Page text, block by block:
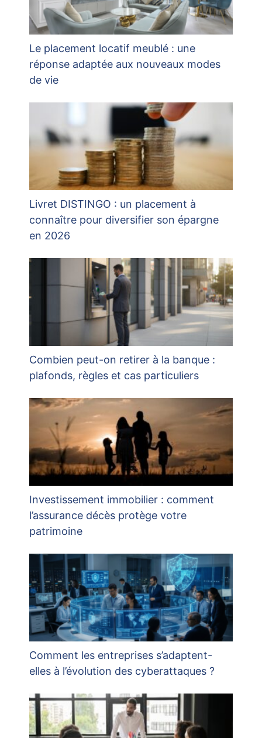
Le placement locatif meublé : une
réponse adaptée aux nouveaux modes
de vie
Livret DISTINGO : un placement à
connaître pour diversifier son épargne
en 2026
Combien peut-on retirer à la banque :
plafonds, règles et cas particuliers
Investissement immobilier : comment
l’assurance décès protège votre
patrimoine
Comment les entreprises s’adaptent-
elles à l’évolution des cyberattaques ?